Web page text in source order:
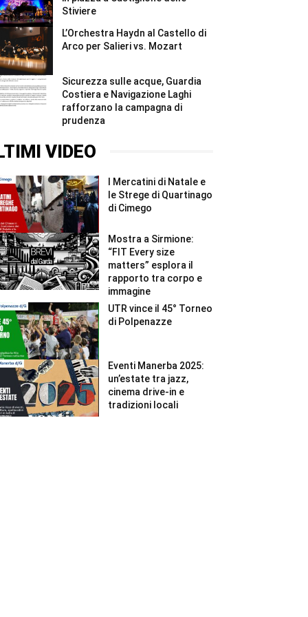
Stiviere
L’Orchestra Haydn al Castello di
Arco per Salieri vs. Mozart
Sicurezza sulle acque, Guardia
Costiera e Navigazione Laghi
rafforzano la campagna di
prudenza
VIDEO
I Mercatini di Natale e
le Strege di Quartinago
di Cimego
Mostra a Sirmione:
“FIT Every size
matters” esplora il
rapporto tra corpo e
immagine
UTR vince il 45° Torneo
di Polpenazze
Eventi Manerba 2025:
un’estate tra jazz,
cinema drive-in e
tradizioni locali